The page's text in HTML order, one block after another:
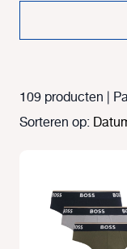
109 producten |
Sorteren op: